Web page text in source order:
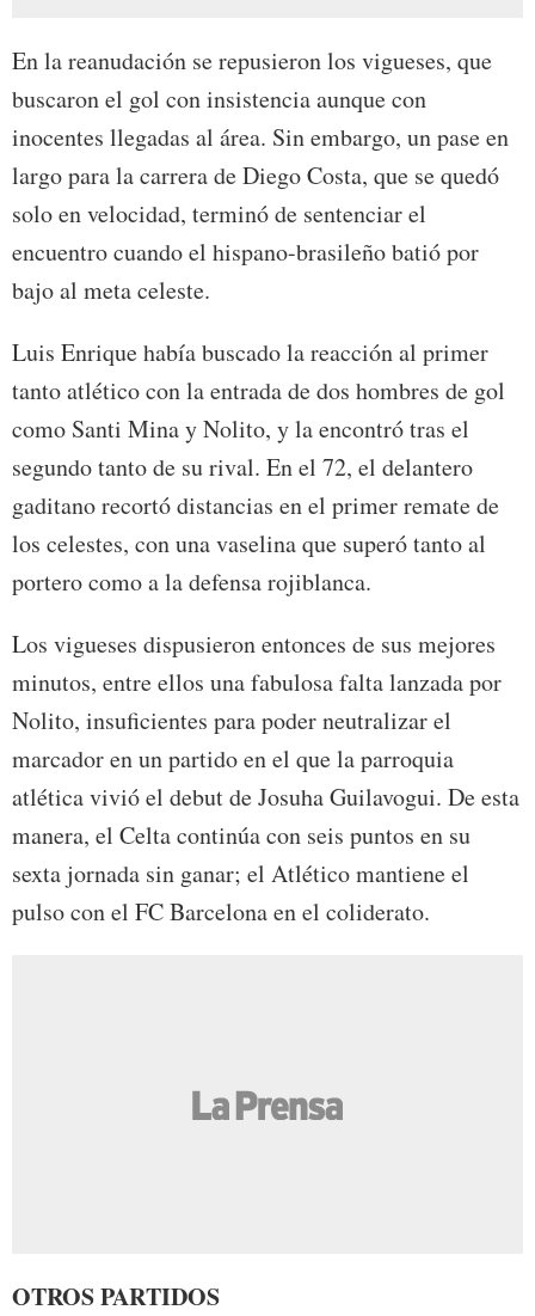
En la reanudación se repusieron los vigueses, que
buscaron el gol con insistencia aunque con
inocentes llegadas al área. Sin embargo, un pase en
largo para la carrera de Diego Costa, que se quedó
solo en velocidad, terminó de sentenciar el
encuentro cuando el hispano-brasileño batió por
bajo al meta celeste.
Luis Enrique había buscado la reacción al primer
tanto atlético con la entrada de dos hombres de gol
como Santi Mina y Nolito, y la encontró tras el
segundo tanto de su rival. En el 72, el delantero
gaditano recortó distancias en el primer remate de
los celestes, con una vaselina que superó tanto al
portero como a la defensa rojiblanca.
Los vigueses dispusieron entonces de sus mejores
minutos, entre ellos una fabulosa falta lanzada por
Nolito, insuficientes para poder neutralizar el
marcador en un partido en el que la parroquia
atlética vivió el debut de Josuha Guilavogui. De esta
manera, el Celta continúa con seis puntos en su
sexta jornada sin ganar; el Atlético mantiene el
pulso con el FC Barcelona en el coliderato.
OTROS PARTIDOS